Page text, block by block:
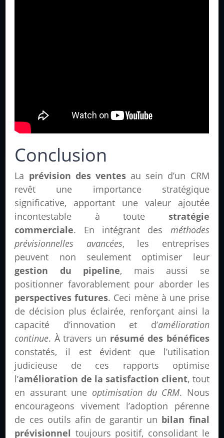
Conclusion
La prévision des ventesau sein d’un CRM
revêt une importance stratégique
significative, apportant une valeur ajoutée
incontestable à toute stratégie
commerciale. En intégrant des méthodes
prévisionnelles avancées, les entreprises
peuvent non seulement optimiser leur
gestion du pipeline, mais aussi se
positionner favorablement pour aborder les
perspectives futures. Ceci mène à une prise
de décision plus éclairée, renforçant ainsi la
capacité d’innovation et d’amélioration
continue. À travers un résumé des bénéfices
constatés, il est évident que l’utilisation
judicieuse de ces rapports optimise
l’amélioration de la satisfaction client, tout
en assurant une optimisation du CRM. Nous
encourageons vivement l’adoption pérenne
de ces outils afin de garantir un bilan final
prévisionnel toujours positif, consolidant le